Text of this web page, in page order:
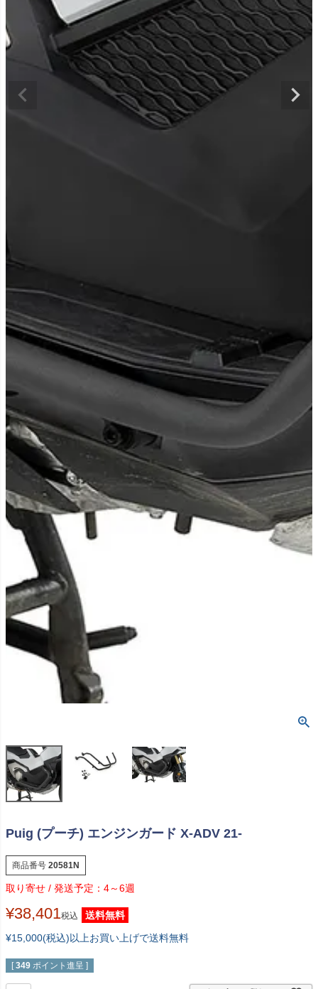
Puig (プーチ) エンジンガード X-ADV 21-
商品番号 20581N
4～6週
¥38,401税込
送料無料
¥15,000(税込)以上お買い上げで送料無料
[ 349 ポイント進呈 ]